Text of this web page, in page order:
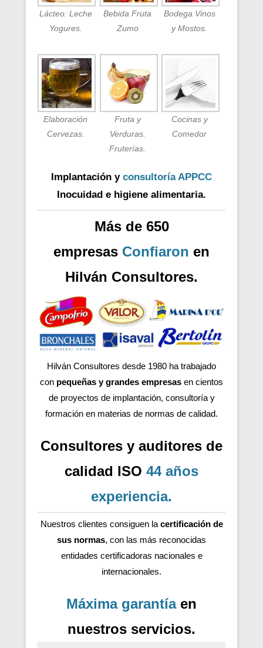
Lácteo: Leche
Yogures.
Bebida Fruta
Zumo
Bodega Vinos
y Mostos.
Elaboración
Cervezas.
Fruta y
Verduras.
Fruterías.
Cocinas y
Comedor
Implantación y consultoría APPCC
Inocuidad e higiene alimentaria.
Más de 650
empresas Confiaron en
Hilván Consultores.
Hilván Consultores desde 1980 ha trabajado
con pequeñas y grandes empresas en cientos
de proyectos de implantación, consultoría y
formación en materias de normas de calidad.
Consultores y auditores de
calidad ISO 44 años
experiencia.
Nuestros clientes consiguen la certificación de
sus normas, con las más reconocidas
entidades certificadoras nacionales e
internacionales.
Máxima garantíaen
nuestros servicios.